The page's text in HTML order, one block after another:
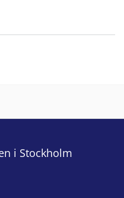
i Stockholm